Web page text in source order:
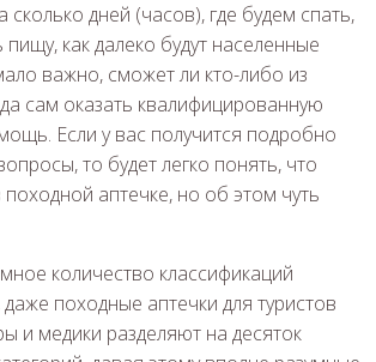
сколько дней (часов), где будем спать,
как далеко будут населенные
важно, сможет ли кто-либо из
сам оказать квалифицированную
Если у вас получится подробно
то будет легко понять, что
аптечке, но об этом чуть
количество классификаций
походные аптечки для туристов
и медики разделяют на десяток